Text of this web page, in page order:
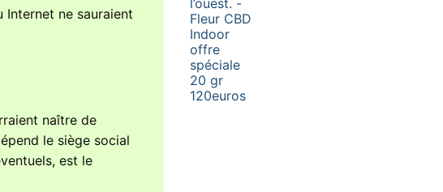
Internet ne sauraient
naître de
le siège social
est le